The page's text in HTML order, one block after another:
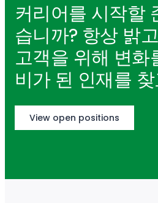
커리어를 시작할
습니까? 항상 밝
고객을 위해 변화
비가 된 인재를
View open positions